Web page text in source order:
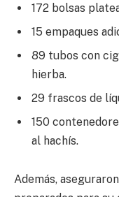
172 bolsas
15 empaques
89 tubos con
hierba.
29 frascos de
150
al hachís.
Además,